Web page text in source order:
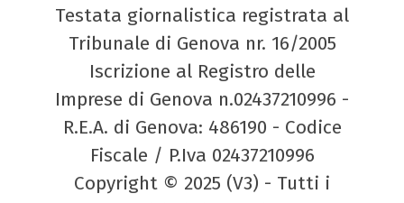
Testata giornalistica registrata al
Tribunale di Genova nr. 16/2005
Iscrizione al Registro delle
Imprese di Genova n.02437210996 -
R.E.A. di Genova: 486190 - Codice
Fiscale / P.Iva 02437210996
Copyright © 2025 (V3) - Tutti i